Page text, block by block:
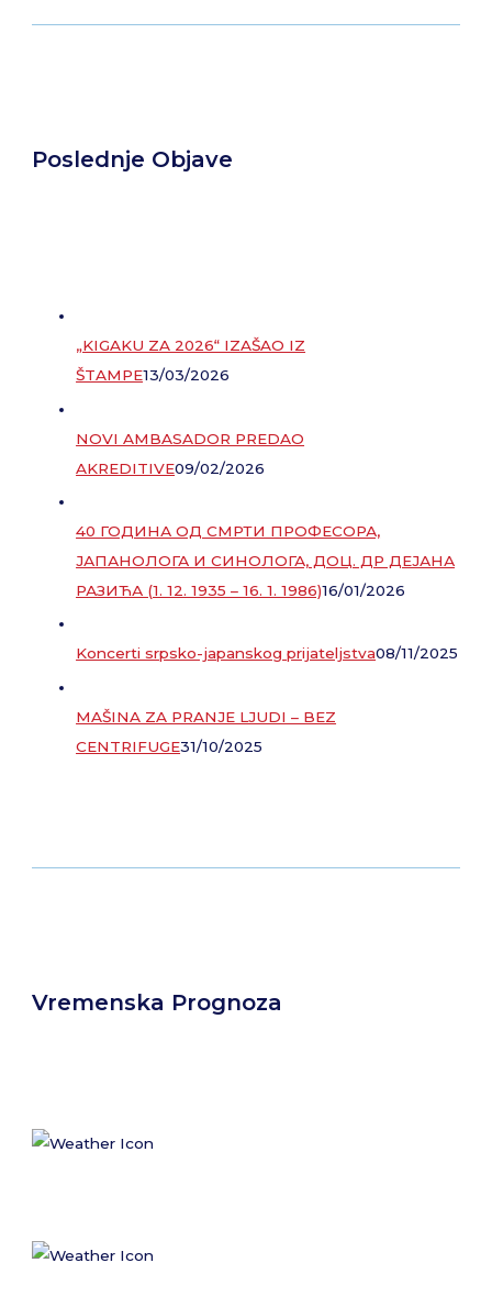
Poslednje Objave
„KIGAKU ZA 2026“ IZAŠAO IZ
ŠTAMPE13/03/2026
NOVI AMBASADOR PREDAO
AKREDITIVE09/02/2026
40 ГОДИНА ОД СМРТИ ПРОФЕСОРА,
ЈАПАНОЛОГА И СИНОЛОГА, ДОЦ. ДР ДЕЈАНА
РАЗИЋА (1. 12. 1935 – 16. 1. 1986)16/01/2026
Koncerti srpsko-japanskog prijateljstva08/11/2025
MAŠINA ZA PRANJE LJUDI – BEZ
CENTRIFUGE31/10/2025
Vremenska Prognoza